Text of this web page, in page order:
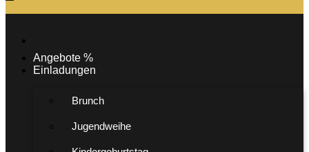
Angebote %
Einladungen
Brunch
Jugendweihe